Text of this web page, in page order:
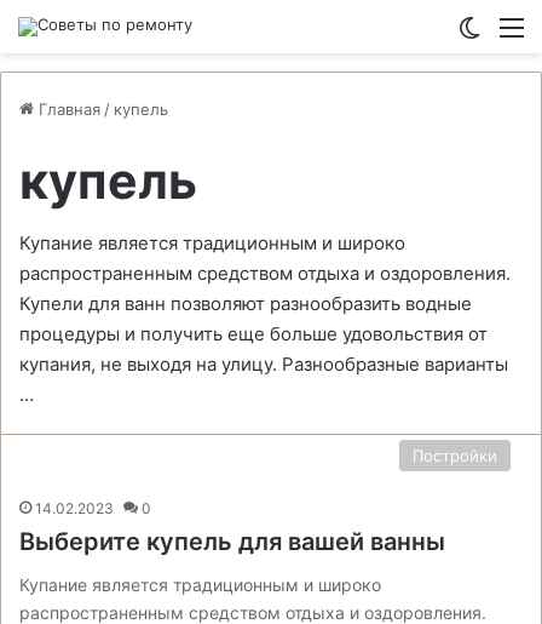
Главная / купель
купель
Купание является традиционным и широко
распространенным средством отдыха и оздоровления.
Купели для ванн позволяют разнообразить водные
процедуры и получить еще больше удовольствия от
купания, не выходя на улицу. Разнообразные варианты
…
Постройки
14.02.2023 0
Выберите купель для вашей ванны
Купание является традиционным и широко
распространенным средством отдыха и оздоровления.